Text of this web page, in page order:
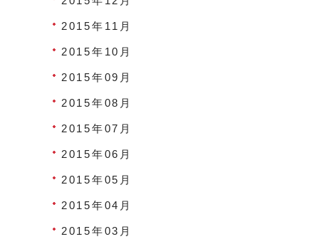
2015年11月
2015年10月
2015年09月
2015年08月
2015年07月
2015年06月
2015年05月
2015年04月
2015年03月